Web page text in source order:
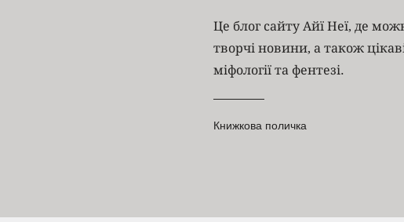
Це блог сайту Айї Неї, де
творчі новини, а також
міфології та фентезі.
Книжкова поличка